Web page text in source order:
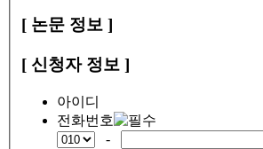
[ 논문 정보 ]
[ 신청자 정보 ]
아이디
전화번호
-